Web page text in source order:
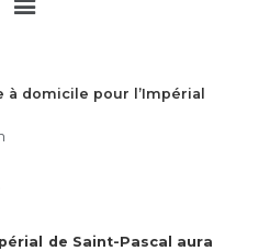
domicile pour l’Impérial
de Saint-Pascal aura